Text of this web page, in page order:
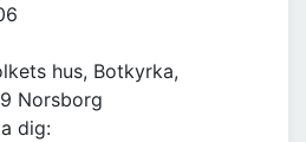
hus, Botkyrka,
Norsborg
dig: